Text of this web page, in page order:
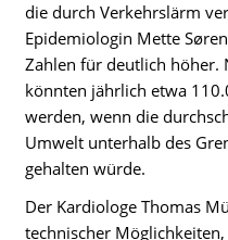
die durch Verkehrslärm
Epidemiologin Mette
Zahlen für deutlich höher.
könnten jährlich etwa
werden, wenn die
Umwelt unterhalb des
gehalten würde.
Der Kardiologe Thomas
technischer